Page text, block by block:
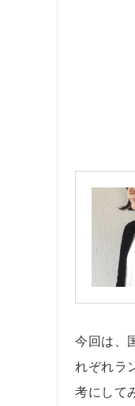
今回は、
れぞれラ
考にして